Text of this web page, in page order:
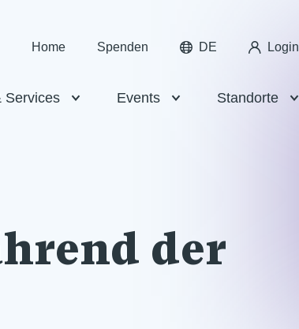
Home Spenden DE Login
Services Events Standorte
der